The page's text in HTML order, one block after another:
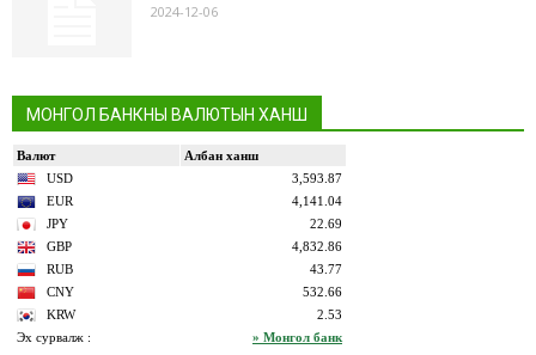
2024-12-06
МОНГОЛ БАНКНЫ ВАЛЮТЫН ХАНШ